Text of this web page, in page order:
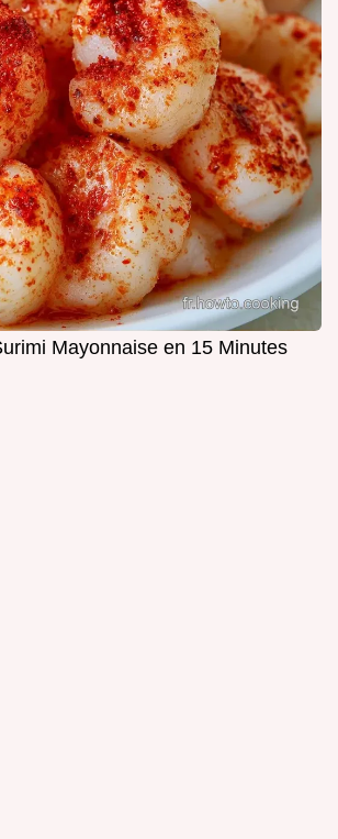
Mayonnaise en 15 Minutes